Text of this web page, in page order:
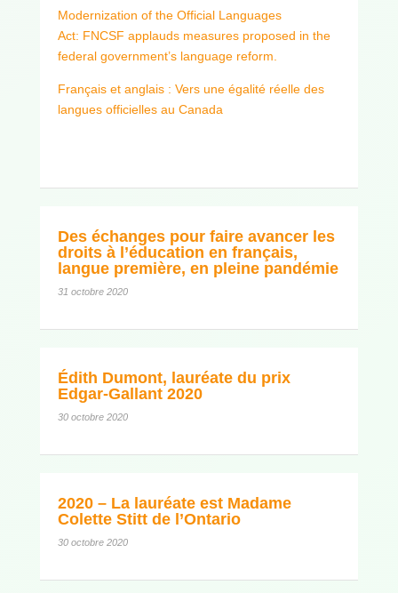
Modernization of the Official Languages
Act: FNCSF applauds measures proposed in the
federal government’s language reform.
Français et anglais : Vers une égalité réelle des
langues officielles au Canada
Des échanges pour faire avancer les
droits à l’éducation en français,
langue première, en pleine pandémie
31 octobre 2020
Édith Dumont, lauréate du prix
Edgar-Gallant 2020
30 octobre 2020
2020 – La lauréate est Madame
Colette Stitt de l’Ontario
30 octobre 2020